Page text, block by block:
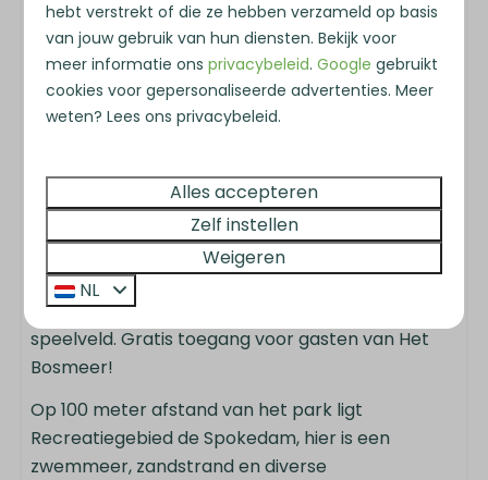
· Het voormalige eiland Schokland
Activiteiten voor jong en oud
Op het park zelf is er voor iedereen iets te
beleven. Kinderen vermaken zich in de speeltuin
je gemak te verkennen. Vergeet je zwemkleding
niet om mee te nemen! Vanaf mei tot september
is verwarmd openluchtzwembad geopend. Het
zwembad heeft verschillende baden, o.a. een 50
meter bad, duikplanken, kiosk, glijbaan én
speelveld. Gratis toegang voor gasten van Het
Bosmeer!
Op 100 meter afstand van het park ligt
Recreatiegebied de Spokedam, hier is een
zwemmeer, zandstrand en diverse
hebt verstrekt of die ze hebben verzameld op basis
van jouw gebruik van hun diensten. Bekijk voor
meer informatie onsprivacybeleid.Google gebruikt
cookies voor gepersonaliseerde advertenties. Meer
weten? Lees ons privacybeleid.
Alles accepteren
Zelf instellen
Weigeren
NL